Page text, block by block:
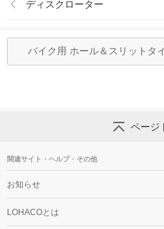
ディスクローター
バイク用 ホール＆スリットタ
ページ
関連サイト・ヘルプ・その他
お知らせ
LOHACOとは